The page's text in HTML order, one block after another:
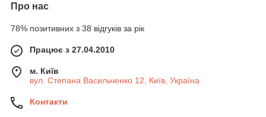
Про нас
78% позитивних з 38 відгуків за рік
Працює з 27.04.2010
м. Київ
вул. Степана Васильченко 12, Київ, Україна
Контакти